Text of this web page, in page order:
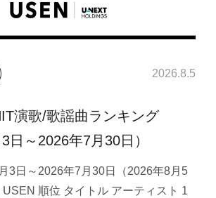
2026.8.5
演歌/歌謡曲ランキング
3日～2026年7月30日）
3日～2026年7月30日（2026年8月5
USEN 順位 タイトル アーティスト 1